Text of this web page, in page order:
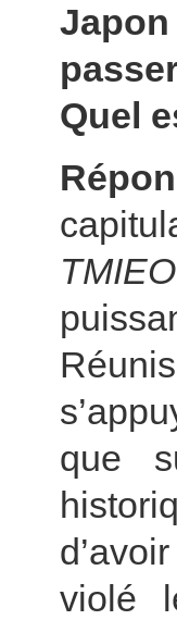
Quel
TMIEO
que
violé